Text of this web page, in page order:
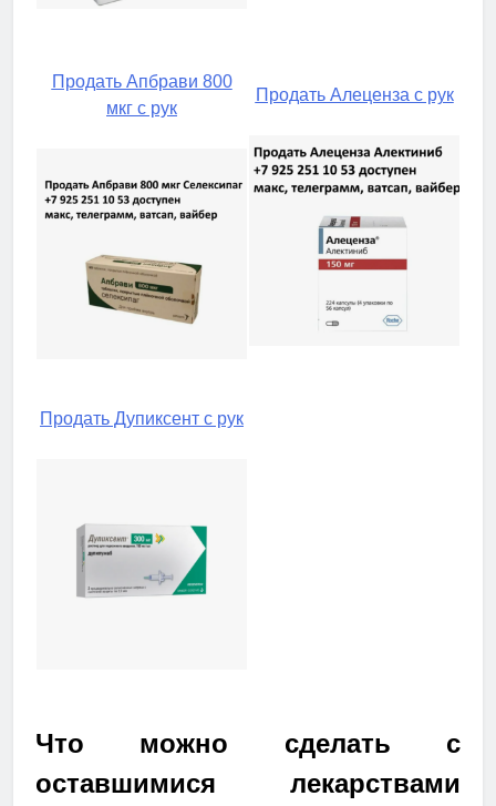
Продать Апбрави 800
мкг с рук
Продать Алеценза с рук
Продать Дупиксент с рук
Что можно сделать с
оставшимися лекарствами